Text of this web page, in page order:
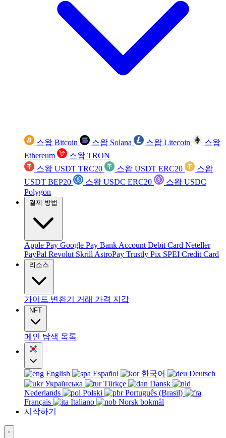
스왑 Bitcoin 스왑 Solana 스왑 Litecoin
스왑
Ethereum
스왑 TRON
스왑 USDT TRC20
스왑 USDT ERC20
스왑
USDT BEP20
스왑 USDC ERC20
스왑 USDC
Polygon
결제 방법
Apple Pay Google Pay Bank Account Debit Card Neteller
PayPal Revolut Skrill AstroPay Trustly Pix SPEI Credit Card
리소스
가이드 변환기 거래 가격 지갑
NFT
메인 탐색 목록
English Español 한국어
Deutsch
Українська
Türkçe
Dansk
Nederlands
Polski
Português (Brasil)
Français
Italiano
Norsk bokmål
시작하기